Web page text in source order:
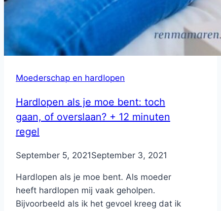
Moederschap en hardlopen
Hardlopen als je moe bent: toch
gaan, of overslaan? + 12 minuten
regel
ByNicole
September 5, 2021September 3, 2021
Hardlopen als je moe bent. Als moeder
heeft hardlopen mij vaak geholpen.
Bijvoorbeeld als ik het gevoel kreeg dat ik